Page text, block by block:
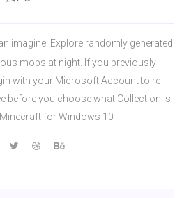
imagine. Explore randomly generated
mobs at night. If you previously
with your Microsoft Account to re-
before you choose what Collection is
for Windows 10